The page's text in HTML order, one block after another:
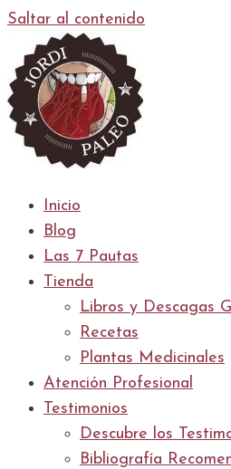
Saltar al contenido
Inicio
Blog
Las 7 Pautas
Tienda
Libros y Descagas
Recetas
Plantas Medicinales
Atención Profesional
Testimonios
Descubre los
Bibliografía